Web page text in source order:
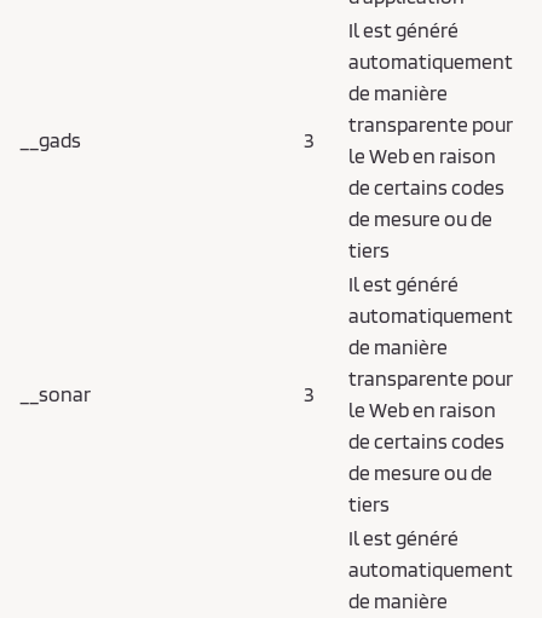
__gads 3
Il est généré
automatiquement
de manière
transparente pour
le Web en raison
de certains codes
de mesure ou de
tiers
__sonar 3
Il est généré
automatiquement
de manière
transparente pour
le Web en raison
de certains codes
de mesure ou de
tiers
Il est généré
automatiquement
de manière